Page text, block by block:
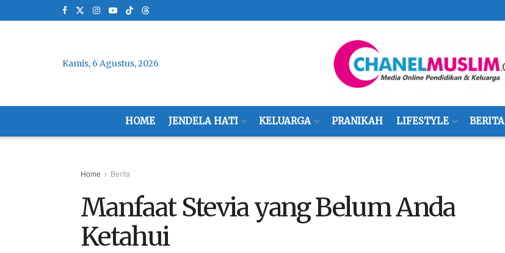
Kamis, 6 Agustus, 2026
HOME JENDELA HATI KELUARGA PRANIKAH LIFESTYLE BERITA
Home Berita
Manfaat Stevia yang Belum Anda
Ketahui